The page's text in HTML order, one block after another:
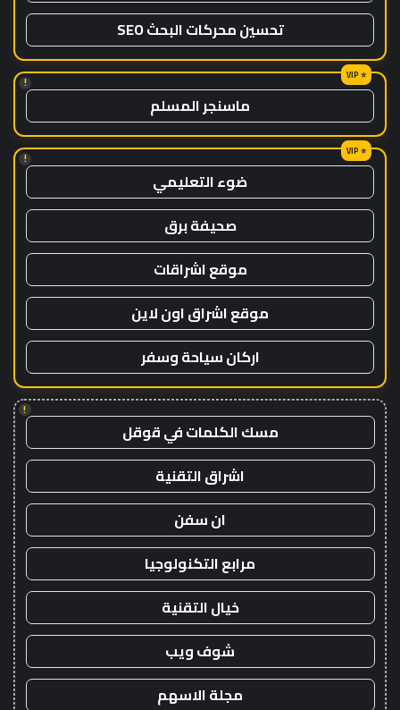
تحسين محركات البحث SEO
!
ماسنجر المسلم
!
ضوء التعليمي
صحيفة برق
موقع اشراقات
موقع اشراق اون لاين
اركان سياحة وسفر
!
مسك الكلمات في قوقل
اشراق التقنية
ان سفن
مرابع التكنولوجيا
خيال التقنية
شوف ويب
مجلة الاسهم